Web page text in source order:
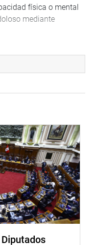
física o mental
mediante
ocho años de
o privado.
sido desarrollada
cuyas actividades
prestadora o
IMAGEN